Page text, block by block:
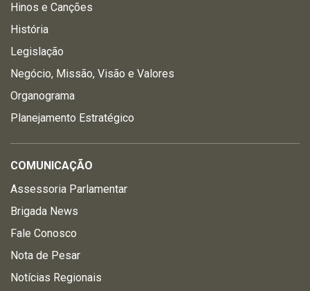
Hinos e Canções
História
Legislação
Negócio, Missão, Visão e Valores
Organograma
Planejamento Estratégico
COMUNICAÇÃO
Assessoria Parlamentar
Brigada News
Fale Conosco
Nota de Pesar
Notícias Regionais